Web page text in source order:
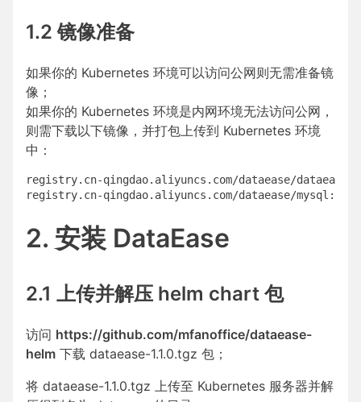
1.2 镜像准备
如果你的 Kubernetes 环境可以访问公网则无需准备镜
像；
如果你的 Kubernetes 环境是内网环境无法访问公网，
则需下载以下镜像，并打包上传到 Kubernetes 环境
中：
registry.cn-qingdao.aliyuncs.com/dataease/
2. 安装 DataEase
2.1 上传并解压 helm chart 包
访问 https://github.com/mfanoffice/dataease-
helm 下载 dataease-1.1.0.tgz 包；
将 dataease-1.1.0.tgz 上传至 Kubernetes 服务器并解